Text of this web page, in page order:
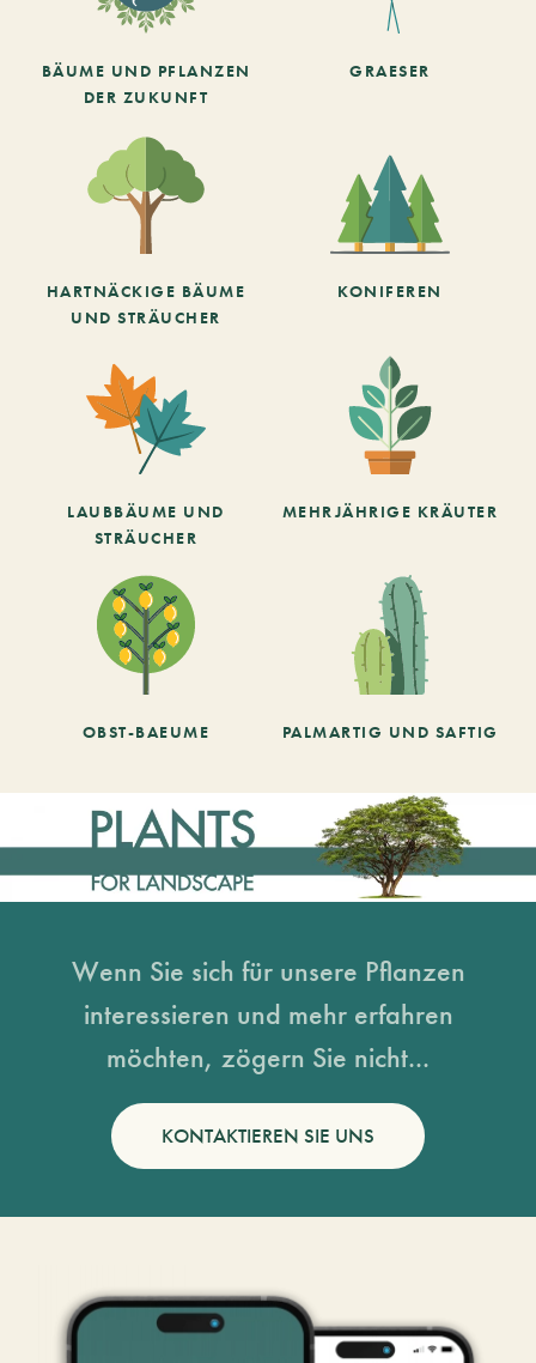
BÄUME UND PFLANZEN
DER ZUKUNFT
GRAESER
HARTNÄCKIGE BÄUME
UND STRÄUCHER
KONIFEREN
LAUBBÄUME UND
STRÄUCHER
MEHRJÄHRIGE KRÄUTER
OBST-BAEUME PALMARTIG UND SAFTIG
Wenn Sie sich für unsere Pflanzen
interessieren und mehr erfahren
möchten, zögern Sie nicht...
KONTAKTIEREN SIE UNS